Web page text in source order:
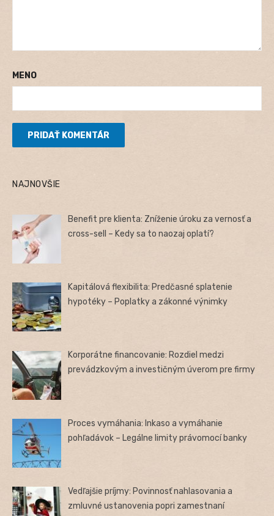
MENO
NAJNOVŠIE
Benefit pre klienta: Zníženie úroku za vernosť a
cross-sell – Kedy sa to naozaj oplatí?
Kapitálová flexibilita: Predčasné splatenie
hypotéky – Poplatky a zákonné výnimky
Korporátne financovanie: Rozdiel medzi
prevádzkovým a investičným úverom pre firmy
Proces vymáhania: Inkaso a vymáhanie
pohľadávok – Legálne limity právomocí banky
Vedľajšie príjmy: Povinnosť nahlasovania a
zmluvné ustanovenia popri zamestnaní